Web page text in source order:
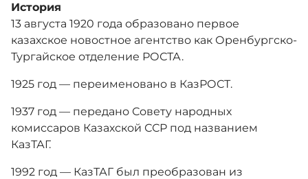
История
13 августа 1920 года образовано первое
казахское новостное агентство как Оренбургско-
Тургайское отделение РОСТА.
1925 год — переименовано в КазРОСТ.
1937 год — передано Совету народных
комиссаров Казахской ССР под названием
КазТАГ.
1992 год — КазТАГ был преобразован из